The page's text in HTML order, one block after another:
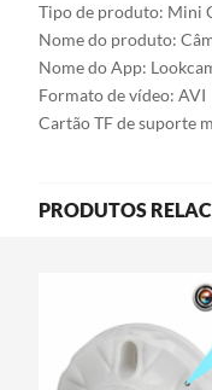
Tipo de produto: Mini
Nome do produto:
Nome do App:
Formato de vídeo: AVI
Cartão TF de suporte
PRODUTOS